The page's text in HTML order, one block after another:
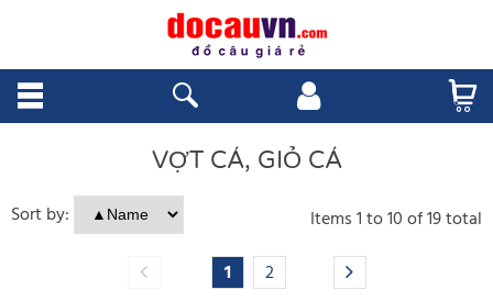
VỢT CÁ, GIỎ CÁ
Sort by:
Items1to10of19total
1
2